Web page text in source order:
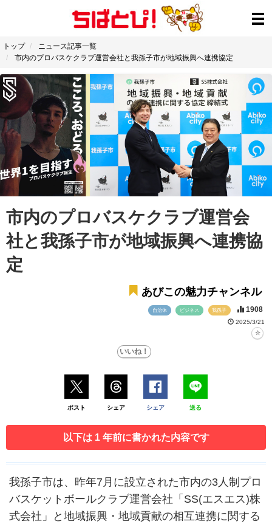
トップ
ニュース記事一覧
市内のプロバスケクラブ運営会社と我孫子市が地域振興へ連携協定
市内のプロバスケクラブ運営会
社と我孫子市が地域振興へ連携協
定
あびこの魅力チャンネル
自治体 ビジネス 我孫子 1908
2025/3/21
ポスト シェア シェア 送る
以下は 1 年前に書かれた内容です
我孫子市は、昨年7月に設立された市内の3人制プロ
バスケットボールクラブ運営会社「SS(エスエス)株
式会社」と地域振興・地域貢献の相互連携に関する